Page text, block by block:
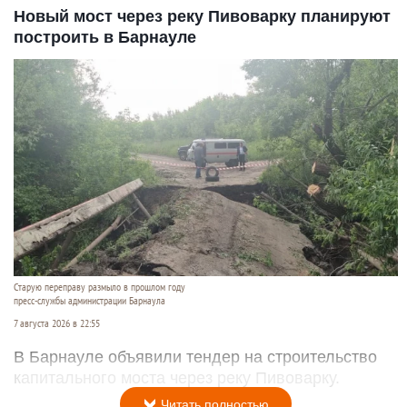
Новый мост через реку Пивоварку планируют
построить в Барнауле
Старую переправу размыло в прошлом году
пресс-службы администрации Барнаула
7 августа 2026 в 22:55
В Барнауле объявили тендер на строительство
капитального моста через реку Пивоварку.